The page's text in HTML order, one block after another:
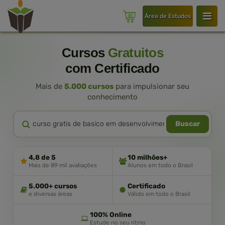
Área de Estudos
Cursos Gratuitos
com Certificado
Mais de 5.000 cursos para impulsionar seu
conhecimento
Buscar
4,8 de 5
Mais de 89 mil avaliações
10 milhões+
Alunos em todo o Brasil
5.000+ cursos
e diversas áreas
Certificado
Válido em todo o Brasil
100% Online
Estude no seu ritmo